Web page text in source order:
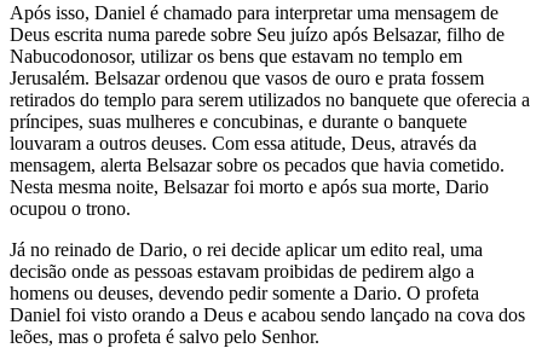
Após isso, Daniel é chamado para interpretar uma mensagem de
Deus escrita numa parede sobre Seu juízo após Belsazar, filho de
Nabucodonosor, utilizar os bens que estavam no templo em
Jerusalém. Belsazar ordenou que vasos de ouro e prata fossem
retirados do templo para serem utilizados no banquete que oferecia a
príncipes, suas mulheres e concubinas, e durante o banquete
louvaram a outros deuses. Com essa atitude, Deus, através da
mensagem, alerta Belsazar sobre os pecados que havia cometido.
Nesta mesma noite, Belsazar foi morto e após sua morte, Dario
ocupou o trono.
Já no reinado de Dario, o rei decide aplicar um edito real, uma
decisão onde as pessoas estavam proibidas de pedirem algo a
homens ou deuses, devendo pedir somente a Dario. O profeta
Daniel foi visto orando a Deus e acabou sendo lançado na cova dos
leões, mas o profeta é salvo pelo Senhor.